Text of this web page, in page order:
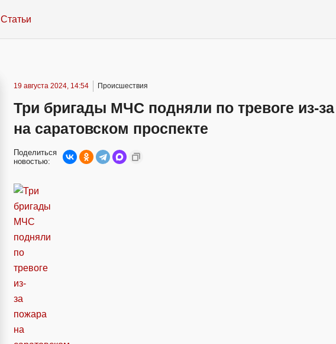
Статьи
19 августа 2024, 14:54 Происшествия
Три бригады МЧС подняли по тревоге из-
на саратовском проспекте
Поделиться
новостью: